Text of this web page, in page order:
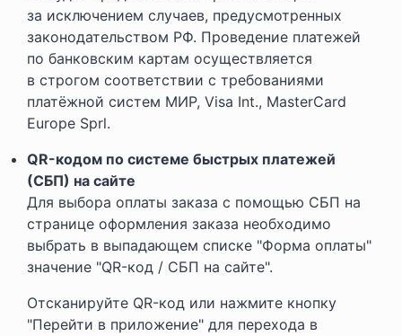
за исключением случаев, предусмотренных
законодательством РФ. Проведение платежей
по банковским картам осуществляется
в строгом соответствии с требованиями
платёжной систем МИР, Visa Int., MasterCard
Europe Sprl.
QR-кодом по системе быстрых платежей
(СБП) на сайте
Для выбора оплаты заказа с помощью СБП на
странице оформления заказа необходимо
выбрать в выпадающем списке "Форма оплаты"
значение "QR-код / СБП на сайте".
Отсканируйте QR-код или нажмите кнопку
"Перейти в приложение" для перехода в